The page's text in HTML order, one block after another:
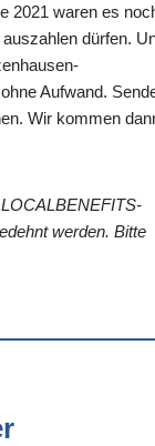
2021 waren es
dürfen.
Aufwand.
Wir kommen
werden. Bitte